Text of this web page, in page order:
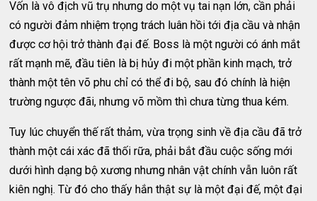
Vốn là vô địch vũ trụ nhưng do một vụ tai nạn lớn, cần phải
có người đảm nhiệm trọng trách luân hồi tới địa cầu và nhận
được cơ hội trở thành đại đế. Boss là một người có ánh mắt
rất mạnh mẽ, đầu tiên là bị hủy đi một phần kinh mạch, trở
thành một tên võ phu chỉ có thể đi bộ, sau đó chính là hiện
trường ngược đãi, nhưng võ mồm thì chưa từng thua kém.
Tuy lúc chuyển thế rất thảm, vừa trọng sinh về địa cầu đã trở
thành một cái xác đã thối rữa, phải bắt đầu cuộc sống mới
dưới hình dạng bộ xương nhưng nhân vật chính vẫn luôn rất
kiên nghị. Từ đó cho thấy hắn thật sự là một đại đế, một đại